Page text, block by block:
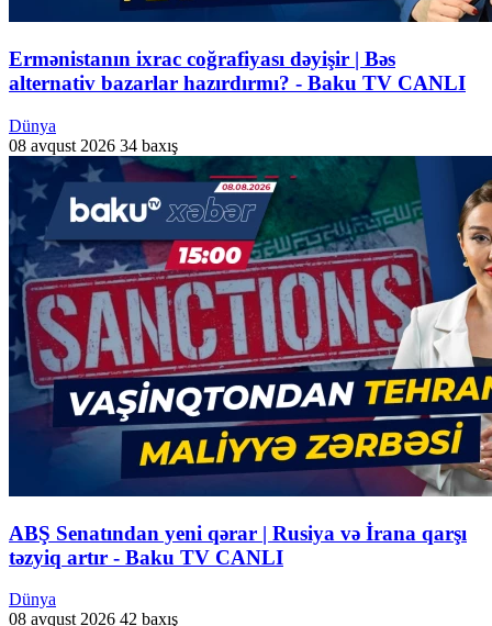
Ermənistanın ixrac coğrafiyası dəyişir | Bəs
alternativ bazarlar hazırdırmı? - Baku TV CANLI
Dünya
08 avqust 2026 34 baxış
ABŞ Senatından yeni qərar | Rusiya və İrana qarşı
təzyiq artır - Baku TV CANLI
Dünya
08 avqust 2026 42 baxış